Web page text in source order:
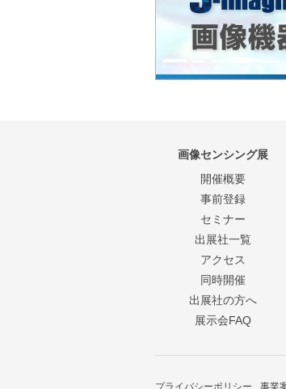
画像センシング展
開催概要
事前登録
セミナー
出展社一覧
アクセス
同時開催
出展社の方へ
展示会FAQ
プライバシーポリシー 事業